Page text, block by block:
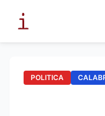
POLITICA